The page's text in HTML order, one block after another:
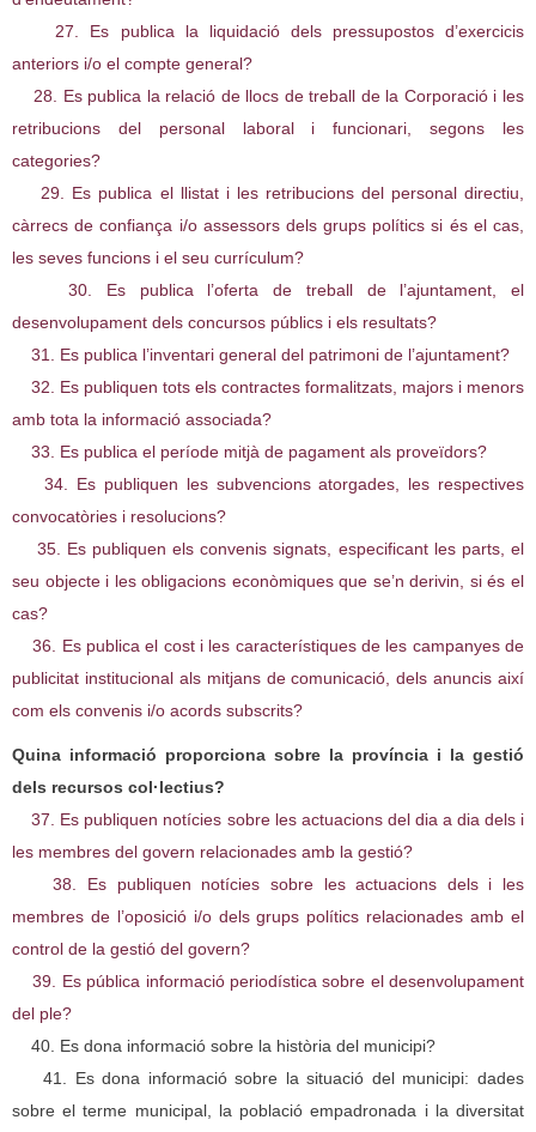
27. Es publica la liquidació dels pressupostos d’exercicis
anteriors i/o el compte general?
28. Es publica la relació de llocs de treball de la Corporació i les
retribucions del personal laboral i funcionari, segons les
categories?
29. Es publica el llistat i les retribucions del personal directiu,
càrrecs de confiança i/o assessors dels grups polítics si és el cas,
les seves funcions i el seu currículum?
30. Es publica l’oferta de treball de l’ajuntament, el
desenvolupament dels concursos públics i els resultats?
31. Es publica l’inventari general del patrimoni de l’ajuntament?
32. Es publiquen tots els contractes formalitzats, majors i menors
amb tota la informació associada?
33. Es publica el període mitjà de pagament als proveïdors?
34. Es publiquen les subvencions atorgades, les respectives
convocatòries i resolucions?
35. Es publiquen els convenis signats, especificant les parts, el
seu objecte i les obligacions econòmiques que se’n derivin, si és el
cas?
36. Es publica el cost i les característiques de les campanyes de
publicitat institucional als mitjans de comunicació, dels anuncis així
com els convenis i/o acords subscrits?
Quina informació proporciona sobre la província i la gestió
dels recursos col·lectius?
37. Es publiquen notícies sobre les actuacions del dia a dia dels i
les membres del govern relacionades amb la gestió?
38. Es publiquen notícies sobre les actuacions dels i les
membres de l’oposició i/o dels grups polítics relacionades amb el
control de la gestió del govern?
39. Es pública informació periodística sobre el desenvolupament
del ple?
40. Es dona informació sobre la història del municipi?
41. Es dona informació sobre la situació del municipi: dades
sobre el terme municipal, la població empadronada i la diversitat